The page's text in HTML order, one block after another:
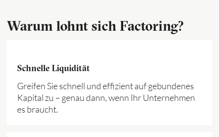
Warum lohnt sich Factoring?
Schnelle Liquidität
Greifen Sie schnell und effizient auf gebundenes
Kapital zu – genau dann, wenn Ihr Unternehmen
es braucht.